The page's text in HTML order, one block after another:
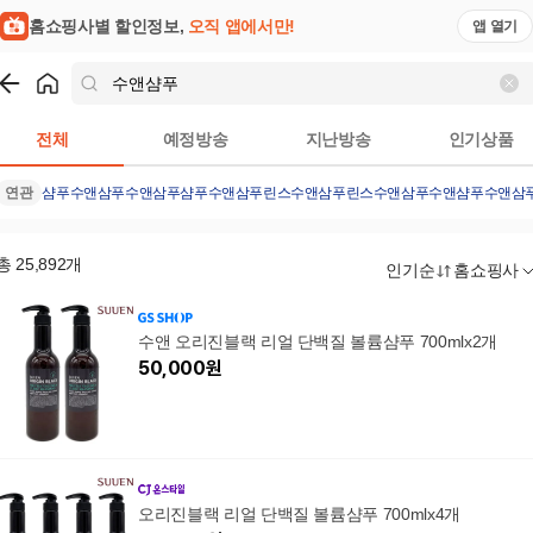
홈쇼핑사별 할인정보, 오직 앱에서만! 앱 열기
전체 예정방송 지난방송 인기상품
연관 샴푸수앤삼푸수앤삼푸샴푸수앤삼푸린스수앤삼푸린스수앤삼푸수앤샴푸수앤삼
25,892개 인기순 홈쇼핑사
수앤 오리진블랙 리얼 단백질 볼륨샴푸 700mlx2개
50,000원
오리진블랙 리얼 단백질 볼륨샴푸 700mlx4개